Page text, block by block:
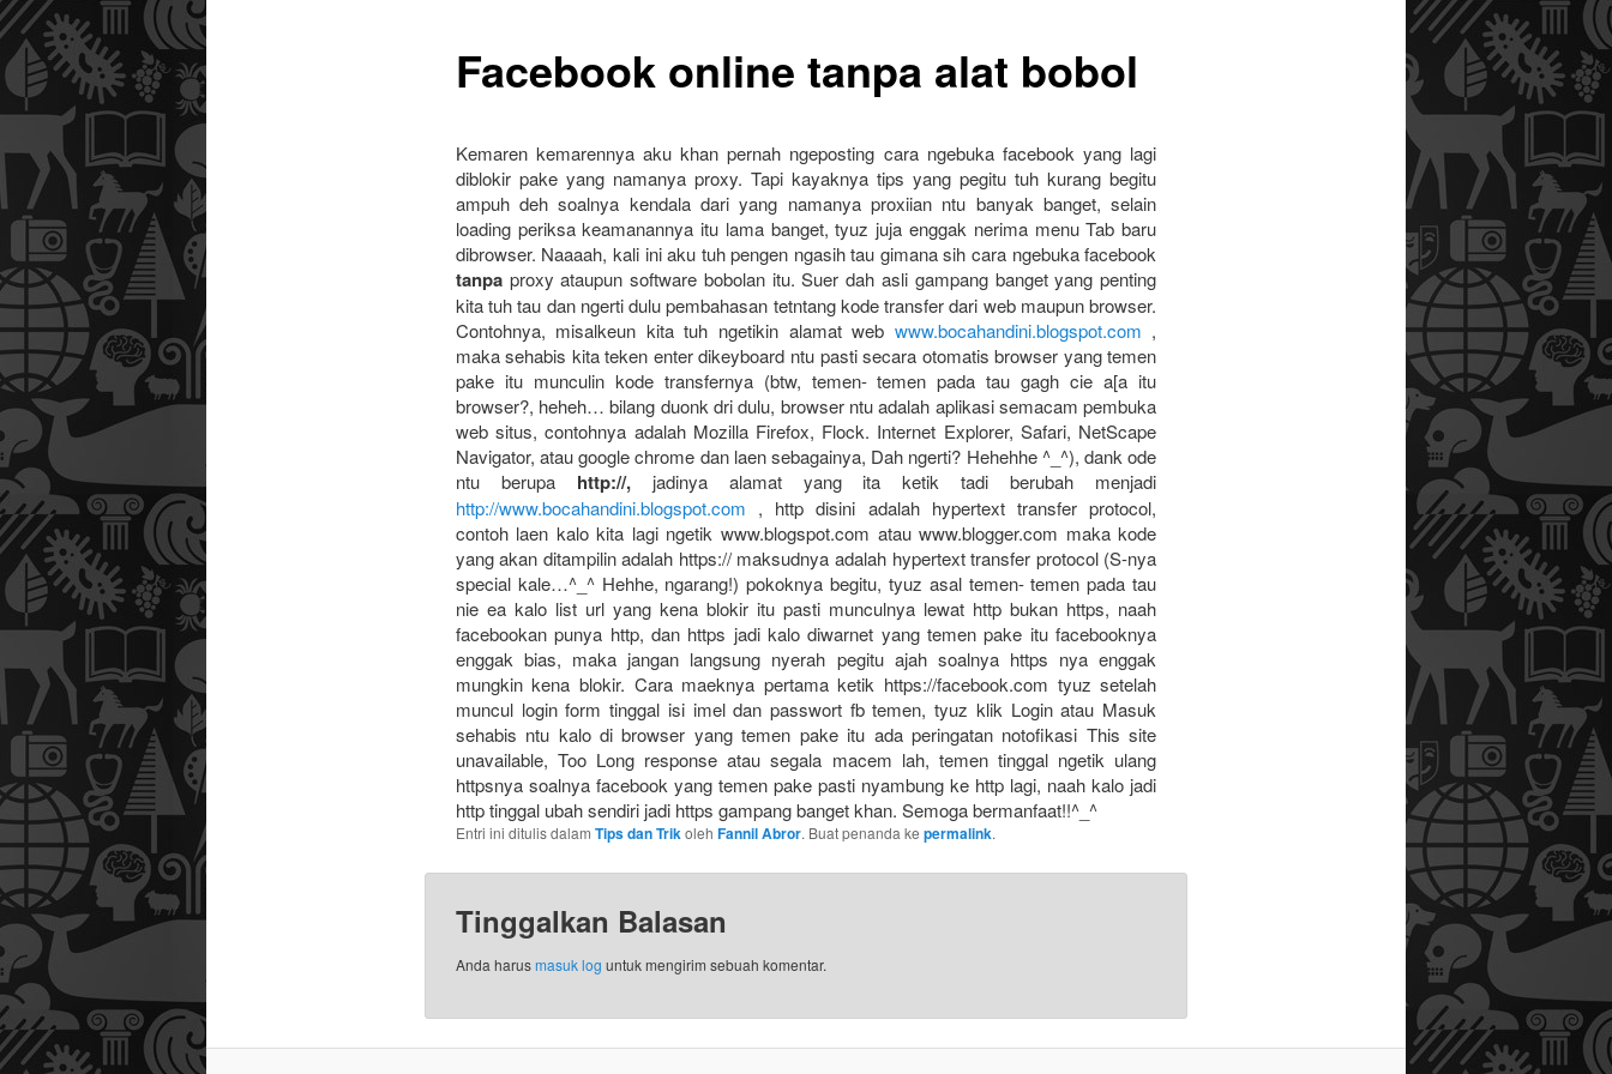
Facebook online tanpa alat bobol
Kemaren kemarennya aku khan pernah ngeposting cara ngebuka facebook yang lagi
diblokir pake yang namanya proxy. Tapi kayaknya tips yang pegitu tuh kurang begitu
ampuh deh soalnya kendala dari yang namanya proxiian ntu banyak banget, selain
loading periksa keamanannya itu lama banget, tyuz juja enggak nerima menu Tab baru
dibrowser. Naaaah, kali ini aku tuh pengen ngasih tau gimana sih cara ngebuka facebook
tanpaproxy ataupun software bobolan itu. Suer dah asli gampang banget yang penting
kita tuh tau dan ngerti dulu pembahasan tetntang kode transfer dari web maupun browser.
Contohnya, misalkeun kita tuh ngetikin alamat web www.bocahandini.blogspot.com ,
maka sehabis kita teken enter dikeyboard ntu pasti secara otomatis browser yang temen
pake itu munculin kode transfernya (btw, temen- temen pada tau gagh cie a[a itu
browser?, heheh… bilang duonk dri dulu, browser ntu adalah aplikasi semacam pembuka
web situs, contohnya adalah Mozilla Firefox, Flock. Internet Explorer, Safari, NetScape
Navigator, atau google chrome dan laen sebagainya, Dah ngerti? Hehehhe ^_^), dank ode
ntu berupa http://, jadinya alamat yang ita ketik tadi berubah menjadi
http://www.bocahandini.blogspot.com , http disini adalah hypertext transfer protocol,
contoh laen kalo kita lagi ngetik www.blogspot.com atau www.blogger.com maka kode
yang akan ditampilin adalah https:// maksudnya adalah hypertext transfer protocol (S-nya
special kale…^_^ Hehhe, ngarang!) pokoknya begitu, tyuz asal temen- temen pada tau
nie ea kalo list url yang kena blokir itu pasti munculnya lewat http bukan https, naah
facebookan punya http, dan https jadi kalo diwarnet yang temen pake itu facebooknya
enggak bias, maka jangan langsung nyerah pegitu ajah soalnya https nya enggak
mungkin kena blokir. Cara maeknya pertama ketik https://facebook.com tyuz setelah
muncul login form tinggal isi imel dan passwort fb temen, tyuz klik Login atau Masuk
sehabis ntu kalo di browser yang temen pake itu ada peringatan notofikasi This site
unavailable, Too Long response atau segala macem lah, temen tinggal ngetik ulang
httpsnya soalnya facebook yang temen pake pasti nyambung ke http lagi, naah kalo jadi
http tinggal ubah sendiri jadi https gampang banget khan. Semoga bermanfaat!!^_^
Entri ini ditulis dalam Tips dan Trikoleh Fannil Abror. Buat penanda ke permalink.
Tinggalkan Balasan
Anda harusmasuk log untuk mengirim sebuah komentar.